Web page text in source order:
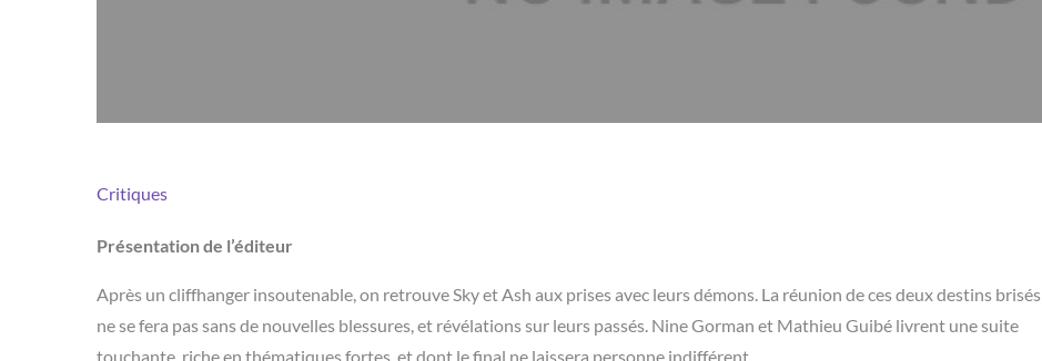
Critiques
Présentation de l’éditeur
Après un cliffhanger insoutenable, on retrouve Sky et Ash aux prises avec leurs démons. La réunion de ces deux destins brisés
ne se fera pas sans de nouvelles blessures, et révélations sur leurs passés. Nine Gorman et Mathieu Guibé livrent une suite
touchante, riche en thématiques fortes, et dont le final ne laissera personne indifférent.